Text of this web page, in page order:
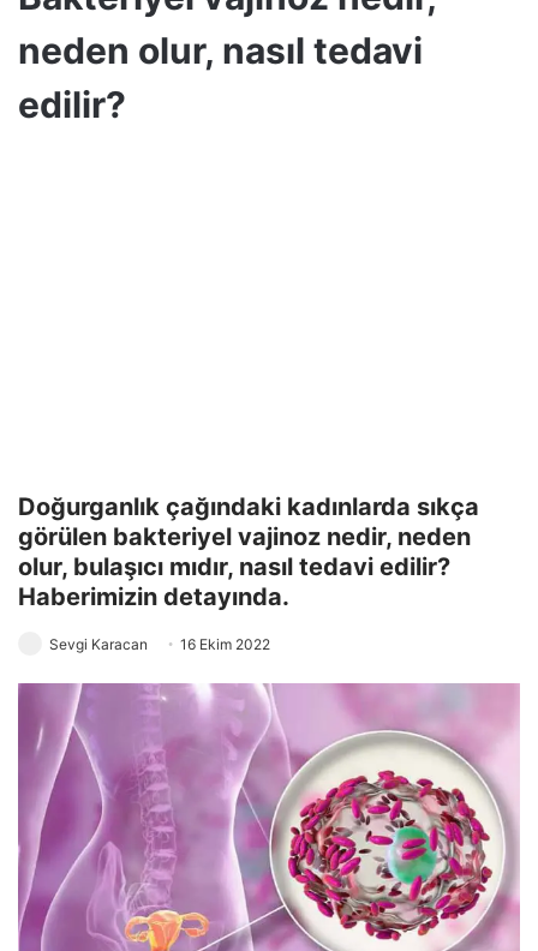
neden olur, nasıl tedavi
edilir?
Doğurganlık çağındaki kadınlarda sıkça
görülen bakteriyel vajinoz nedir, neden
olur, bulaşıcı mıdır, nasıl tedavi edilir?
Haberimizin detayında.
Sevgi Karacan 16 Ekim 2022